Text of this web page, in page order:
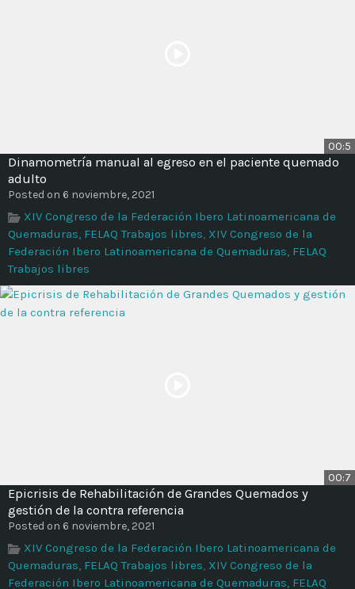
00:5
Dinamometría manual al egreso en el paciente quemado
adulto
Posted on 6 noviembre, 2021
XIV Congreso de la Federación Ibero Latinoamericana de
Quemaduras, FELAQ Trabajos libres, XIV Congreso de la
Federación Ibero Latinoamericana de Quemaduras, FELAQ
Trabajos libres
00:7
Epicrisis de Rehabilitación de Grandes Quemados y
gestión de la contra referencia
Posted on 6 noviembre, 2021
XIV Congreso de la Federación Ibero Latinoamericana de
Quemaduras, FELAQ Trabajos libres, XIV Congreso de la
Federación Ibero Latinoamericana de Quemaduras, FELAQ